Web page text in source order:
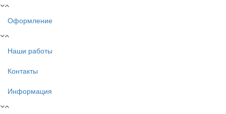
Оформление
Наши работы
Контакты
Информация